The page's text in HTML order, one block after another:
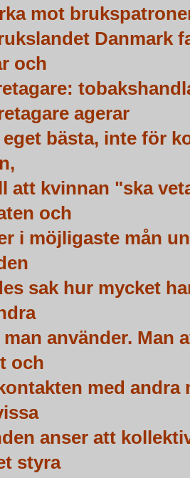
mot
Danmark
och
agerar
bästa, inte för
att kvinnan "ska
och
i möjligaste mån
sak hur mycket
använder. Man
och
med andra
anser att
styra